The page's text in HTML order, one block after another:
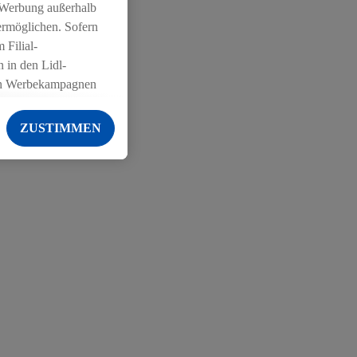
außerhalb
Sofern
Filial-
in den Lidl-
Diensten
der Lidl-Dienste,
Geschlecht -
in Ihr
Adresse von uns
erkennen und
ZUSTIMMEN